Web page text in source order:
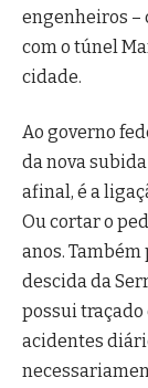
engenheiros –
com o túnel
cidade.
Ao governo
da nova
afinal, é a
Ou cortar o
anos.
descida da
possui traçado
acidentes